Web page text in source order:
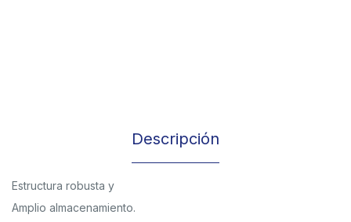
Descripción
Estructura robusta y
Amplio almacenamiento.